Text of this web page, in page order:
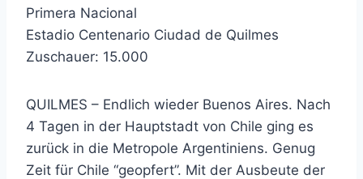
Primera Nacional
Estadio Centenario Ciudad de Quilmes
Zuschauer: 15.000
QUILMES – Endlich wieder Buenos Aires. Nach
4 Tagen in der Hauptstadt von Chile ging es
zurück in die Metropole Argentiniens. Genug
Zeit für Chile “geopfert”. Mit der Ausbeute der